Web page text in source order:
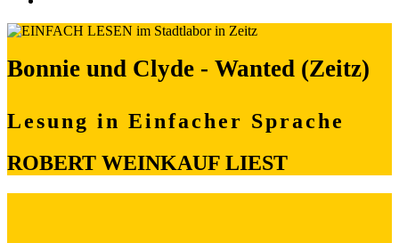
Bonnie und Clyde - Wanted (Zeitz)
Lesung in Einfacher Sprache
ROBERT WEINKAUF LIEST